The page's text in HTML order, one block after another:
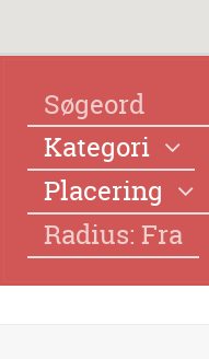
Kategori
Placering
Radius: Fra